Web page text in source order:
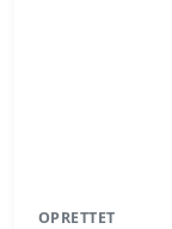
OPRETTET